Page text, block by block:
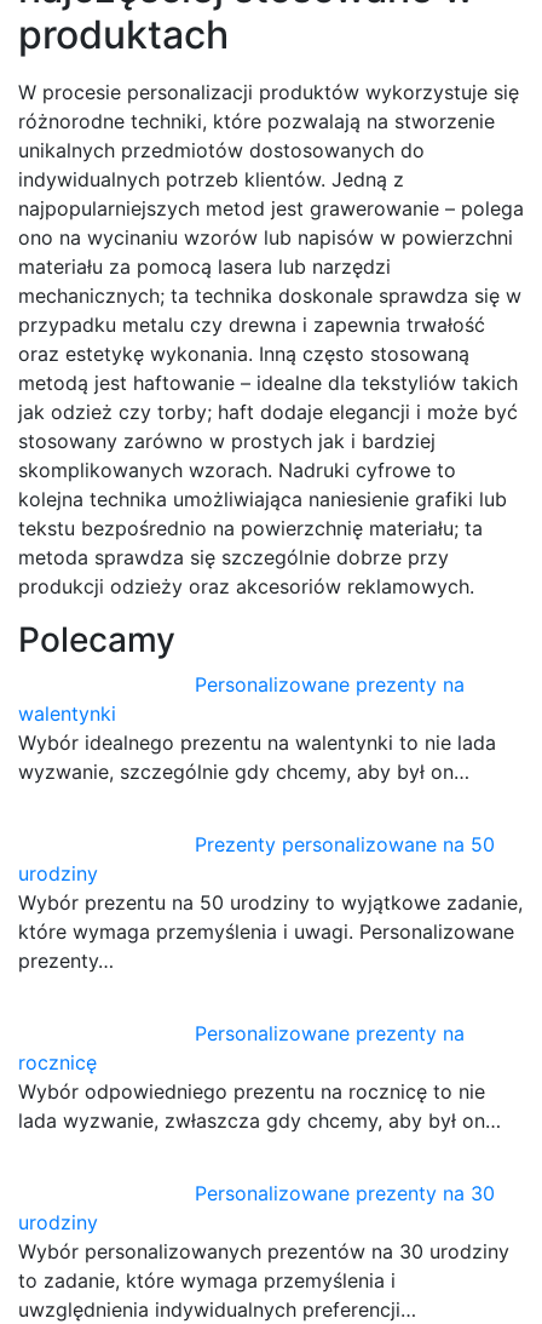
produktach
W procesie personalizacji produktów wykorzystuje się
różnorodne techniki, które pozwalają na stworzenie
unikalnych przedmiotów dostosowanych do
indywidualnych potrzeb klientów. Jedną z
najpopularniejszych metod jest grawerowanie – polega
ono na wycinaniu wzorów lub napisów w powierzchni
materiału za pomocą lasera lub narzędzi
mechanicznych; ta technika doskonale sprawdza się w
przypadku metalu czy drewna i zapewnia trwałość
oraz estetykę wykonania. Inną często stosowaną
metodą jest haftowanie – idealne dla tekstyliów takich
jak odzież czy torby; haft dodaje elegancji i może być
stosowany zarówno w prostych jak i bardziej
skomplikowanych wzorach. Nadruki cyfrowe to
kolejna technika umożliwiająca naniesienie grafiki lub
tekstu bezpośrednio na powierzchnię materiału; ta
metoda sprawdza się szczególnie dobrze przy
produkcji odzieży oraz akcesoriów reklamowych.
Polecamy
Personalizowane prezenty na
walentynki
Wybór idealnego prezentu na walentynki to nie lada
wyzwanie, szczególnie gdy chcemy, aby był on…
Prezenty personalizowane na 50
urodziny
Wybór prezentu na 50 urodziny to wyjątkowe zadanie,
które wymaga przemyślenia i uwagi. Personalizowane
prezenty…
Personalizowane prezenty na
rocznicę
Wybór odpowiedniego prezentu na rocznicę to nie
lada wyzwanie, zwłaszcza gdy chcemy, aby był on…
Personalizowane prezenty na 30
urodziny
Wybór personalizowanych prezentów na 30 urodziny
to zadanie, które wymaga przemyślenia i
uwzględnienia indywidualnych preferencji…